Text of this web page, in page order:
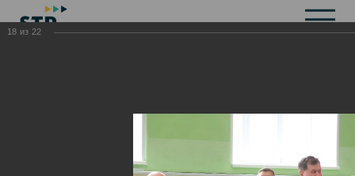
Справочная информация
18 из 22